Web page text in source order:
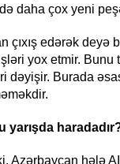
daha çox yeni
çıxış edərək deyə
yox etmir. Bunu
dəyişir. Burada
yarışda
Azərbaycan hələ AI